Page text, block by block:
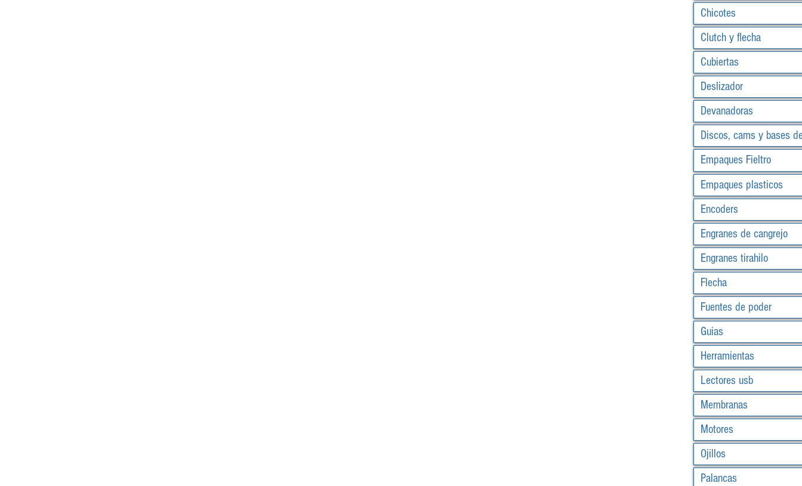
Chicotes
Clutch y flecha
Cubiertas
Deslizador
Devanadoras
Discos, cams y bases
Empaques Fieltro
Empaques plasticos
Encoders
Engranes de cangrejo
Engranes tirahilo
Flecha
Fuentes de poder
Guias
Herramientas
Lectores usb
Membranas
Motores
Ojillos
Palancas